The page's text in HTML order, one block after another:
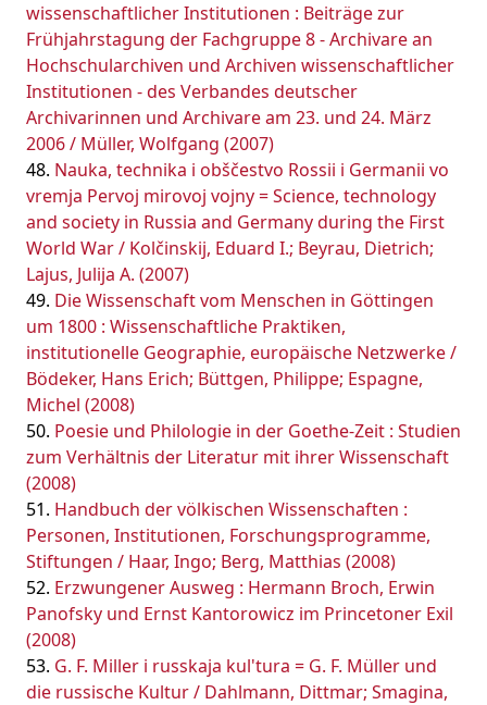
wissenschaftlicher Institutionen : Beiträge zur
Frühjahrstagung der Fachgruppe 8 - Archivare an
Hochschularchiven und Archiven wissenschaftlicher
Institutionen - des Verbandes deutscher
Archivarinnen und Archivare am 23. und 24. März
2006 / Müller, Wolfgang (2007)
Nauka, technika i obščestvo Rossii i Germanii vo
vremja Pervoj mirovoj vojny = Science, technology
and society in Russia and Germany during the First
World War / Kolčinskij, Eduard I.; Beyrau, Dietrich;
Lajus, Julija A. (2007)
Die Wissenschaft vom Menschen in Göttingen
um 1800 : Wissenschaftliche Praktiken,
institutionelle Geographie, europäische Netzwerke /
Bödeker, Hans Erich; Büttgen, Philippe; Espagne,
Michel (2008)
Poesie und Philologie in der Goethe-Zeit : Studien
zum Verhältnis der Literatur mit ihrer Wissenschaft
(2008)
Handbuch der völkischen Wissenschaften :
Personen, Institutionen, Forschungsprogramme,
Stiftungen / Haar, Ingo; Berg, Matthias (2008)
Erzwungener Ausweg : Hermann Broch, Erwin
Panofsky und Ernst Kantorowicz im Princetoner Exil
(2008)
G. F. Miller i russkaja kul'tura = G. F. Müller und
die russische Kultur / Dahlmann, Dittmar; Smagina,